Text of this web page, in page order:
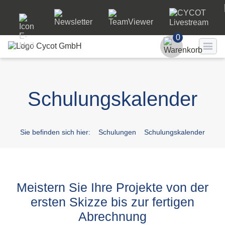
Passwort
0
Schulungskalender
Sie befinden sich hier: Schulungen Schulungskalender
Meistern Sie Ihre Projekte von der
ersten Skizze bis zur fertigen
Abrechnung